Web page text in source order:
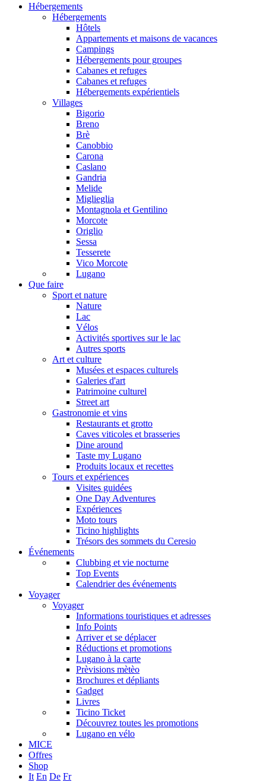
Hébergements
Hébergements
Hôtels
Appartements et maisons de vacances
Campings
Hébergements pour groupes
Cabanes et refuges
Cabanes et refuges
Hébergements expérientiels
Villages
Bigorio
Breno
Brè
Canobbio
Carona
Caslano
Gandria
Melide
Miglieglia
Montagnola et Gentilino
Morcote
Origlio
Sessa
Tesserete
Vico Morcote
Lugano
Que faire
Sport et nature
Nature
Lac
Vélos
Activités sportives sur le lac
Autres sports
Art et culture
Musées et espaces culturels
Galeries d'art
Patrimoine culturel
Street art
Gastronomie et vins
Restaurants et grotto
Caves viticoles et brasseries
Dine around
Taste my Lugano
Produits locaux et recettes
Tours et expériences
Visites guidées
One Day Adventures
Expériences
Moto tours
Ticino highlights
Trésors des sommets du Ceresio
Événements
Clubbing et vie nocturne
Top Events
Calendrier des événements
Voyager
Voyager
Informations touristiques et adresses
Info Points
Arriver et se déplacer
Réductions et promotions
Lugano à la carte
Prèvisions mètèo
Brochures et dépliants
Gadget
Livres
Ticino Ticket
Découvrez toutes les promotions
Lugano en vélo
MICE
Offres
Shop
It En De Fr